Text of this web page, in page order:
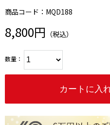
商品コード：MQD188
8,800円 （税込）
数量：